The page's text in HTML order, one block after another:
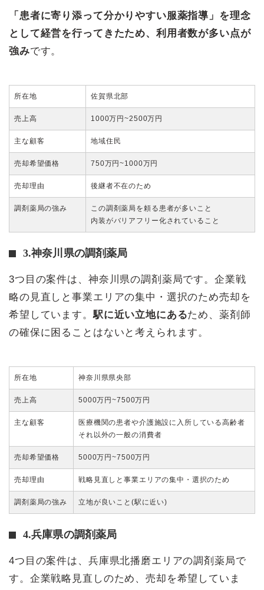
「患者に寄り添って分かりやすい服薬指導」を理念
として経営を行ってきたため、利用者数が多い点が
強みです。
所在地 佐賀県北部
売上高 1000万円~2500万円
主な顧客 地域住民
売却希望価格 750万円~1000万円
売却理由 後継者不在のため
調剤薬局の強み
この調剤薬局を頼る患者が多いこと
内装がバリアフリー化されていること
3.神奈川県の調剤薬局
3つ目の案件は、神奈川県の調剤薬局です。企業戦
略の見直しと事業エリアの集中・選択のため売却を
希望しています。駅に近い立地にあるため、薬剤師
の確保に困ることはないと考えられます。
所在地 神奈川県県央部
売上高 5000万円~7500万円
主な顧客
医療機関の患者や介護施設に入所している高齢者
それ以外の一般の消費者
売却希望価格 5000万円~7500万円
売却理由 戦略見直しと事業エリアの集中・選択のため
調剤薬局の強み 立地が良いこと(駅に近い)
4.兵庫県の調剤薬局
4つ目の案件は、兵庫県北播磨エリアの調剤薬局で
す。企業戦略見直しのため、売却を希望していま